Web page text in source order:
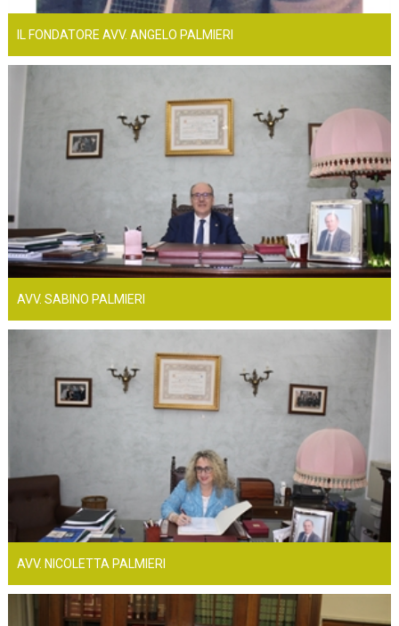
IL FONDATORE AVV. ANGELO PALMIERI
AVV. SABINO PALMIERI
AVV. NICOLETTA PALMIERI